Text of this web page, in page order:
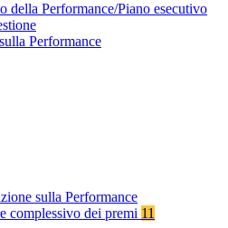
della Performance/Piano esecutivo
Performance
sulla Performance
complessivo dei premi 11